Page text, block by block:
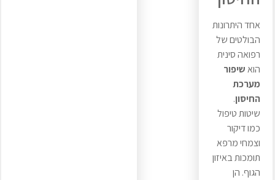
אחד היתרונות
הבולטים של
רפואה סינית
הואשיפור
מערכת
החיסון.
שיטות טיפול
כמו דיקור
וצמחי מרפא
תומכות באיזון
הגוף. הן